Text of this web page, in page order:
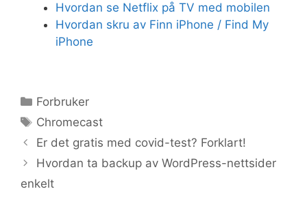
Hvordan se Netflix på TV med mobilen
Hvordan skru av Finn iPhone / Find My
iPhone
Kategorier
Forbruker
Stikkord
Chromecast
Er det gratis med covid-test? Forklart!
Hvordan ta backup av WordPress-nettsider
enkelt